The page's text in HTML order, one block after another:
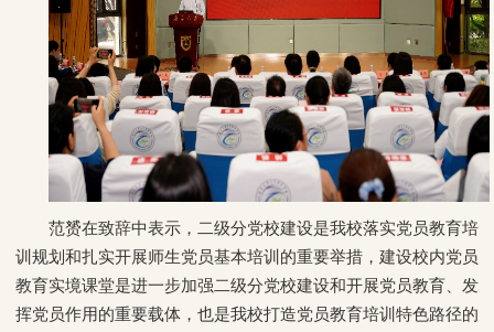
范赟在致辞中表示，二级分党校建设是我校落实党员教育培
训规划和扎实开展师生党员基本培训的重要举措，建设校内党员
教育实境课堂是进一步加强二级分党校建设和开展党员教育、发
挥党员作用的重要载体，也是我校打造党员教育培训特色路径的